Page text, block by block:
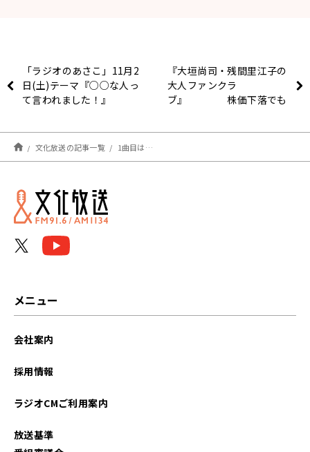
「ラジオのあさこ」11月2
日(土)テーマ『○○な人っ
て言われました！』
『大垣尚司・残間里江子の
大人ファンクラ
ブ』 株価下落でも
文化放送の記事一覧 1曲目は…
メニュー
会社案内
採用情報
ラジオCMご利用案内
放送基準